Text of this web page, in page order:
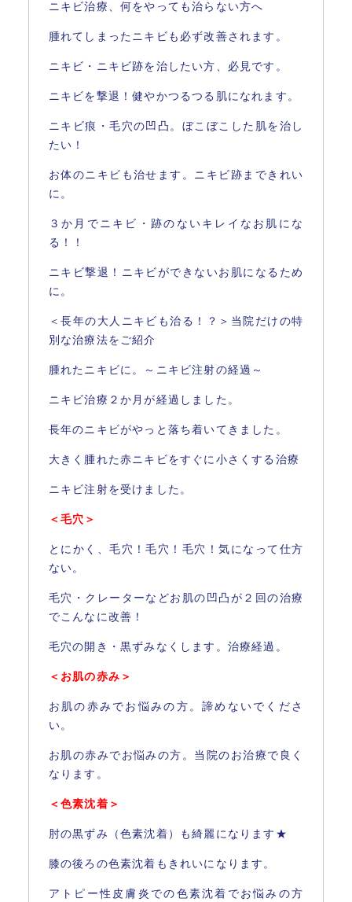
ニキビ治療、何をやっても治らない方へ
腫れてしまったニキビも必ず改善されます。
ニキビ・ニキビ跡を治したい方、必見です。
ニキビを撃退！健やかつるつる肌になれます。
ニキビ痕・毛穴の凹凸。ぼこぼこした肌を治し
たい！
お体のニキビも治せます。ニキビ跡まできれい
に。
３か月でニキビ・跡のないキレイなお肌にな
る！！
ニキビ撃退！ニキビができないお肌になるため
に。
＜長年の大人ニキビも治る！？＞当院だけの特
別な治療法をご紹介
腫れたニキビに。～ニキビ注射の経過～
ニキビ治療２か月が経過しました。
長年のニキビがやっと落ち着いてきました。
大きく腫れた赤ニキビをすぐに小さくする治療
ニキビ注射を受けました。
＜毛穴＞
とにかく、毛穴！毛穴！毛穴！気になって仕方
ない。
毛穴・クレーターなどお肌の凹凸が２回の治療
でこんなに改善！
毛穴の開き・黒ずみなくします。治療経過。
＜お肌の赤み＞
お肌の赤みでお悩みの方。諦めないでくださ
い。
お肌の赤みでお悩みの方。当院のお治療で良く
なります。
＜色素沈着＞
肘の黒ずみ（色素沈着）も綺麗になります★
膝の後ろの色素沈着もきれいになります。
アトピー性皮膚炎での色素沈着でお悩みの方